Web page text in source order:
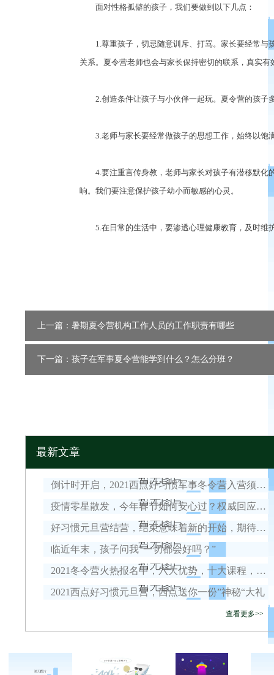
面对性格孤僻的孩子，我们要做到以下几点：
1.尊重孩子，切忌随意训斥、打骂。家长要经常与
关系。夏令营老师也会与家长保持密切的联系，真实有
2.创造条件让孩子与小伙伴一起玩。夏令营的孩子
3.老师与家长要经常做孩子的思想工作，始终以饱
4.要注重言传身教，老师与家长对孩子有潜移默化
响。我们要注意保护孩子幼小而敏感的心灵。
5.在日常的生活中，要渗透心理健康教育，及时维
上一篇：暑期夏令营机构工作人员的工作职责有哪些
下一篇：孩子在军事夏令营能学到什么？怎么分班？
最新文章
倒计时开启，2021西点好习惯军事冬令营入营须知！
疫情零星散发，今年春节如何安心过？权威回应来了！
好习惯元旦营结营，结束意味着新的开始，期待我们下一次的相遇！
临近年末，孩子问我“一切都会好吗？”
2021冬令营火热报名中，六大优势，十大课程，安全保障全面升级！
2021西点好习惯元旦营，西点送你一份”神秘“大礼
查看更多>>